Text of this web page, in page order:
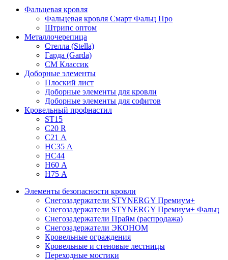
Фальцевая кровля
Фальцевая кровля Смарт Фальц Про
Штрипс оптом
Металлочерепица
Стелла (Stella)
Гарда (Garda)
СМ Классик
Доборные элементы
Плоский лист
Доборные элементы для кровли
Доборные элементы для софитов
Кровельный профнастил
ST15
С20 R
C21 А
НС35 А
НС44
Н60 А
Н75 А
Элементы безопасности кровли
Снегозадержатели STYNERGY Премиум+
Снегозадержатели STYNERGY Премиум+ Фальц
Снегозадержатели Прайм (распродажа)
Снегозадержатели ЭКОНОМ
Кровельные ограждения
Кровельные и стеновые лестницы
Переходные мостики